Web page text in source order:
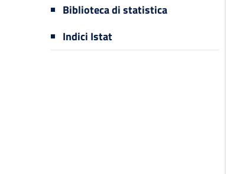
Biblioteca di statistica
Indici Istat